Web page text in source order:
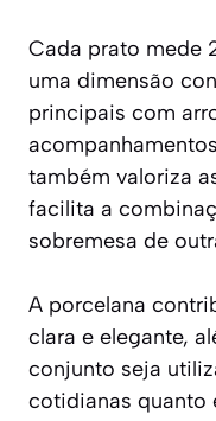
Cada prato mede
uma dimensão
principais com
também valoriza
facilita a
sobremesa de
A porcelana
clara e elegante,
conjunto seja
cotidianas quanto